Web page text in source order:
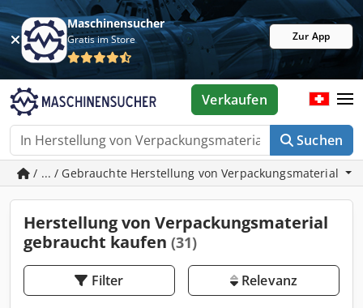
Maschinensucher
Gratis im Store Zur App
Suchen
Verkaufen
/ ... / Gebrauchte Herstellung von Verpackungsmaterial
Herstellung von Verpackungsmaterial
gebraucht kaufen (31)
Filter Relevanz